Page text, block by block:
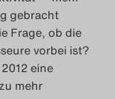
Blog
gebracht
Frage, ob die
vorbei ist?
eine
mehr